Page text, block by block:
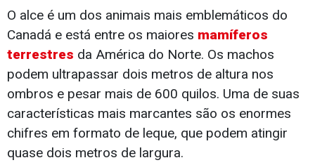
O alce é um dos animais mais emblemáticos do
Canadá e está entre os maiores mamíferos
terrestres da América do Norte. Os machos
podem ultrapassar dois metros de altura nos
ombros e pesar mais de 600 quilos. Uma de suas
características mais marcantes são os enormes
chifres em formato de leque, que podem atingir
quase dois metros de largura.